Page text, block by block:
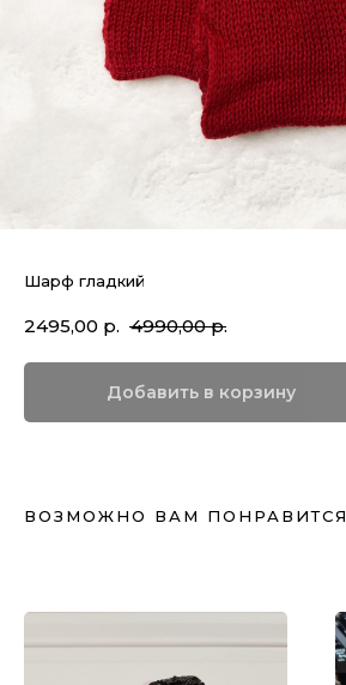
Шарф гладкий
2495,00 р. 4990,00 р.
Добавить в корзину
ВОЗМОЖНО ВАМ ПОНРАВИТСЯ